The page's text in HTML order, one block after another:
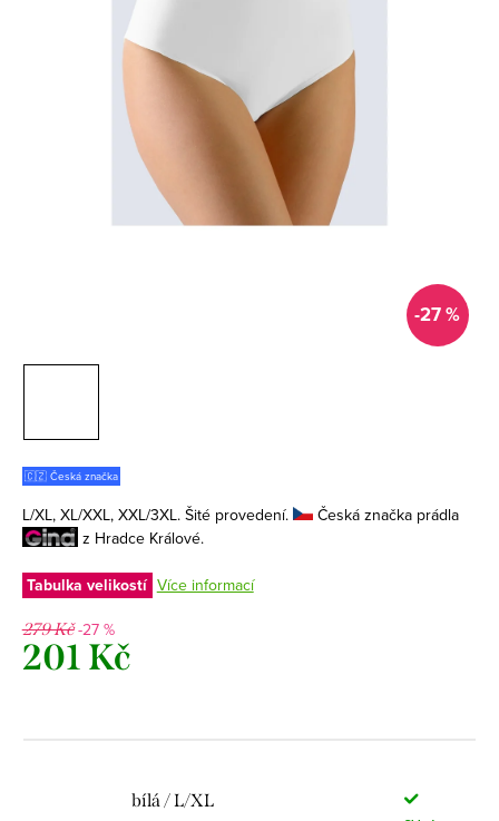
-27 %
🇨🇿 Česká značka
L/XL, XL/XXL, XXL/3XL. Šité provedení.
Česká značka prádla
z Hradce Králové.
Tabulka velikostí Více informací
279 Kč-27 %
201 Kč
bílá / L/XL